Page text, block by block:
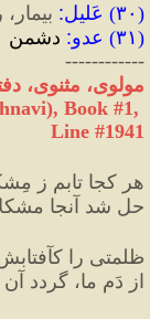
( ۳۰) عَلیل:
(۳۱) عدو: دشمن
------------
مولوی، مثنوی، دفتر
Book #1,
Line #1941
هر کجا تابم ز
حل شد آنجا
ظلمتی را
از دَمِ ما، گردد